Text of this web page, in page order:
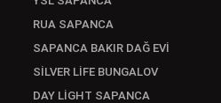
RUA SAPANCA
SAPANCA BAKIR DAĞ EVİ
SİLVER LİFE BUNGALOV
DAY LİGHT SAPANCA